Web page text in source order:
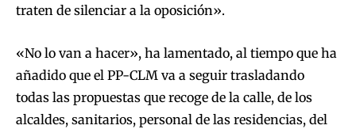
traten de silenciar a la oposición».
«No lo van a hacer», ha lamentado, al tiempo que ha
añadido que el PP-CLM va a seguir trasladando
todas las propuestas que recoge de la calle, de los
alcaldes, sanitarios, personal de las residencias, del